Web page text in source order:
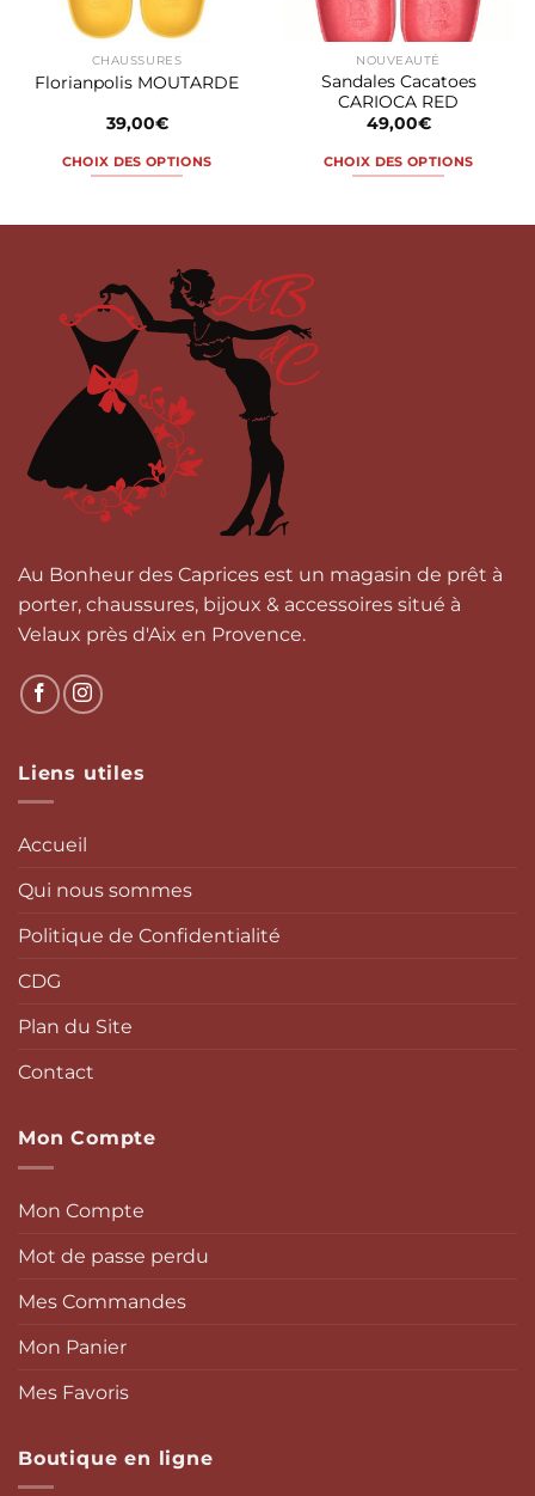
CHAUSSURES
Florianpolis MOUTARDE
39,00€
CHOIX DES OPTIONS
plusieurs
variations.
Les
options
peuvent
être
choisies
sur
la
page
du
NOUVEAUTÉ
Sandales Cacatoes
CARIOCA RED
49,00€
CHOIX DES OPTIONS
Au Bonheur des Caprices est un magasin de prêt à
porter, chaussures, bijoux & accessoires situé à
Velaux près d'Aix en Provence.
Liens utiles
Accueil
Qui nous sommes
Politique de Confidentialité
CDG
Plan du Site
Contact
Mon Compte
Mon Compte
Mot de passe perdu
Mes Commandes
Mon Panier
Mes Favoris
Boutique en ligne